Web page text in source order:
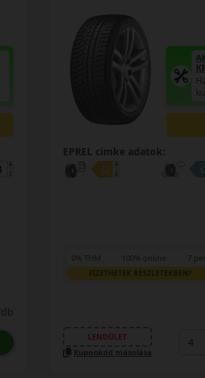
EPREL cimke adatok:
0% THM 100% online 7 perc
FIZETHETEK RÉSZLETEKBEN?
LENDÜLET
Kuponkód másolása